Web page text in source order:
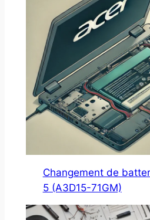
Changement de
5 (A3D15-71GM)